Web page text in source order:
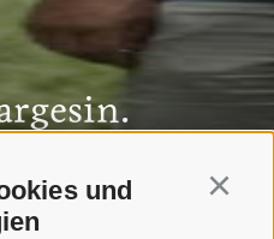
und